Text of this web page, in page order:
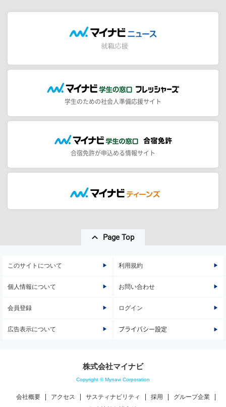
学生のための社会人準備応援サイト
合宿免許が申込める情報サイト
Page Top
このサイトについて 利用規約
個人情報について お問い合わせ
会員登録 ログイン
広告表示について プライバシー設定
株式会社マイナビ
Copyright © Mynavi Corporation
会社概要 アクセス サスティナビリティ 採用
グループ企業